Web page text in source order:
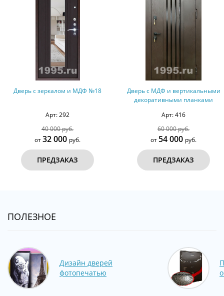
Дверь с зеркалом и МДФ №18
Арт: 292
40 000 руб.
от32 000 руб.
ПРЕДЗАКАЗ
Дверь с МДФ и вертикальными
декоративными планками
Арт: 416
60 000 руб.
от 54 000 руб.
ПРЕДЗАКАЗ
ПОЛЕЗНОЕ
Дизайн дверей
фотопечатью